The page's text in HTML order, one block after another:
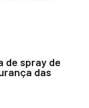
de spray de
das